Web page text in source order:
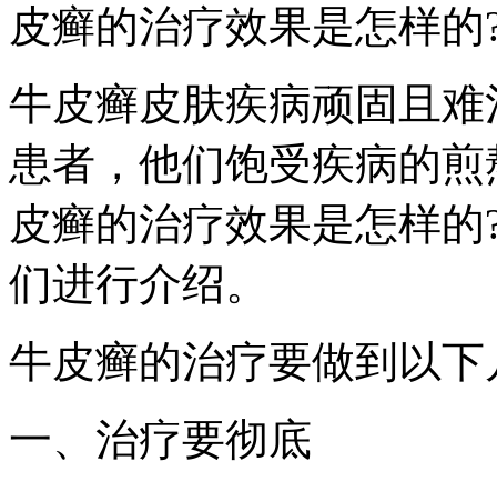
皮癣的治疗效果是怎样
牛皮癣皮肤疾病顽固且
患者，他们饱受疾病的
皮癣的治疗效果是怎样
们进行介绍。
牛皮癣的治疗要做到以下
一、治疗要彻底